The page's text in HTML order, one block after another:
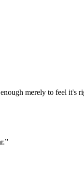
merely to feel it's